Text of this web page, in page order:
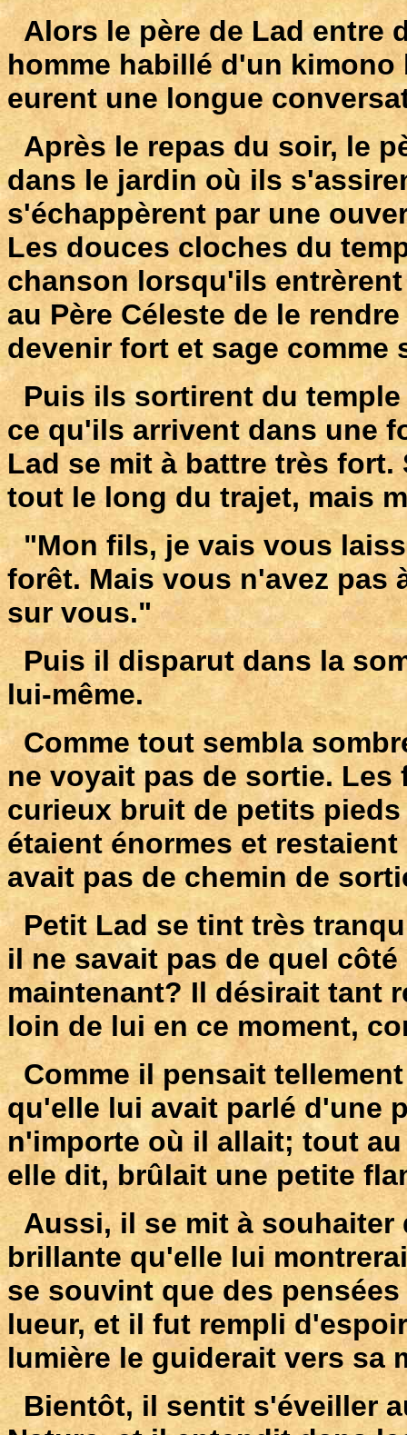
Alors le père de Lad entre
homme habillé d'un
eurent une longue
Après le repas du soir, le
dans le jardin où ils
s'échappèrent par une
Les douces cloches du
chanson lorsqu'ils
au Père Céleste de le
devenir fort et sage comme
Puis ils sortirent du
ce qu'ils arrivent dans une
Lad se mit à battre très
tout le long du trajet, mais
"Mon fils, je vais vous
forêt. Mais vous n'avez pas
sur vous."
Puis il disparut dans la
lui-même.
Comme tout sembla
ne voyait pas de sortie.
curieux bruit de petits
étaient énormes et
avait pas de chemin de
Petit Lad se tint très
il ne savait pas de quel
maintenant? Il désirait tant
loin de lui en ce moment,
Comme il pensait
qu'elle lui avait parlé d'une
n'importe où il allait; tout
elle dit, brûlait une petite
Aussi, il se mit à souhaiter
brillante qu'elle lui
se souvint que des
lueur, et il fut rempli
lumière le guiderait vers sa
Bientôt, il sentit s'éveiller